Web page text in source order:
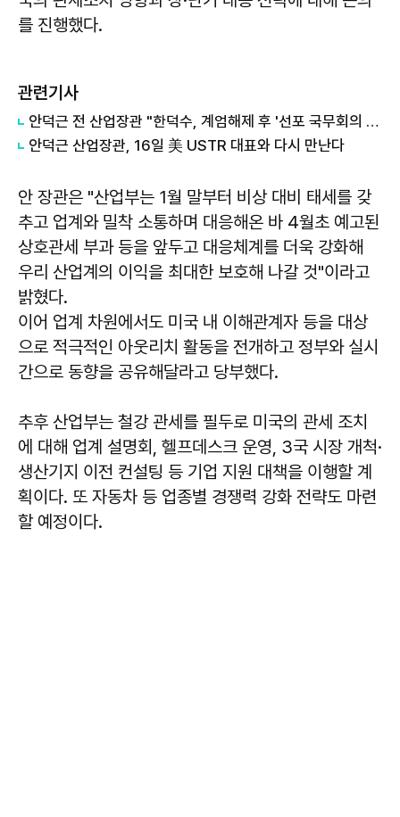
를 진행했다.
관련기사
안덕근 전 산업장관 "한덕수, 계엄해제 후 '선포 국무회의 있어야. 국무위원 남아라' 말했다"
안덕근 산업장관, 16일 美 USTR 대표와 다시 만난다
안 장관은 "산업부는 1월 말부터 비상 대비 태세를 갖
추고 업계와 밀착 소통하며 대응해온 바 4월초 예고된
상호관세 부과 등을 앞두고 대응체계를 더욱 강화해
우리 산업계의 이익을 최대한 보호해 나갈 것"이라고
밝혔다.
이어 업계 차원에서도 미국 내 이해관계자 등을 대상
으로 적극적인 아웃리치 활동을 전개하고 정부와 실시
간으로 동향을 공유해달라고 당부했다.
추후 산업부는 철강 관세를 필두로 미국의 관세 조치
에 대해 업계 설명회, 헬프데스크 운영, 3국 시장 개척·
생산기지 이전 컨설팅 등 기업 지원 대책을 이행할 계
획이다. 또 자동차 등 업종별 경쟁력 강화 전략도 마련
할 예정이다.